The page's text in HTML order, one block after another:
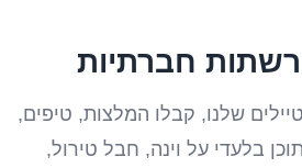
חברתיות
שלנו, קבלו המלצות, טיפים,
בלעדי על וינה, חבל טירול,